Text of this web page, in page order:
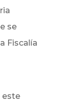
se
Fiscalía
este